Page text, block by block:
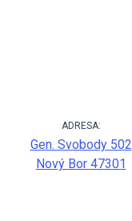
ADRESA:
Gen. Svobody 502
Nový Bor 47301